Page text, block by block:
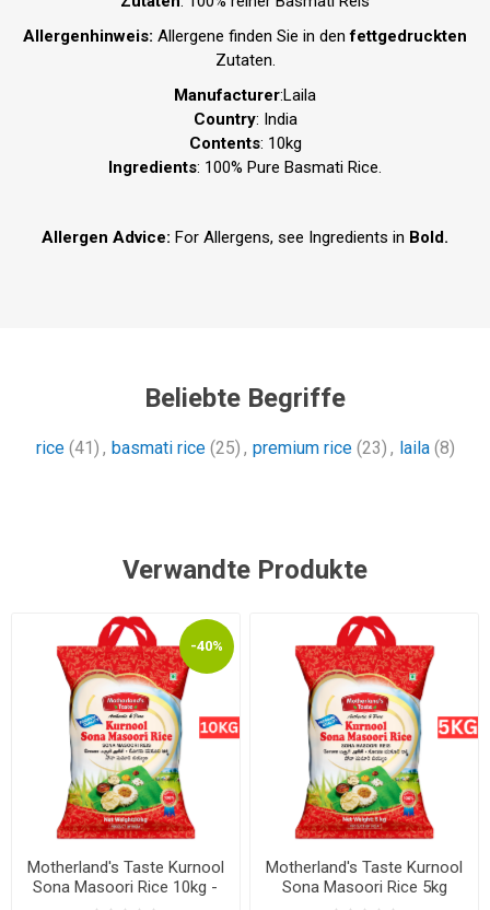
Allergenhinweis: Allergene finden Sie in denfettgedruckten
Zutaten.
Manufacturer:Laila
Country: India
Contents: 10kg
Ingredients: 100% Pure Basmati Rice.
Allergen Advice: For Allergens, see Ingredients in Bold.
Beliebte Begriffe
rice (41) , basmati rice (25) , premium rice (23) , laila (8)
Verwandte Produkte
-40%
Motherland's Taste Kurnool
Sona Masoori Rice 10kg -
Motherland's Taste Kurnool
Sona Masoori Rice 5kg